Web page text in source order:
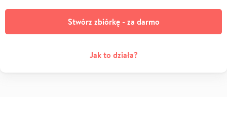
Stwórz zbiórkę - za darmo
Jak to działa?